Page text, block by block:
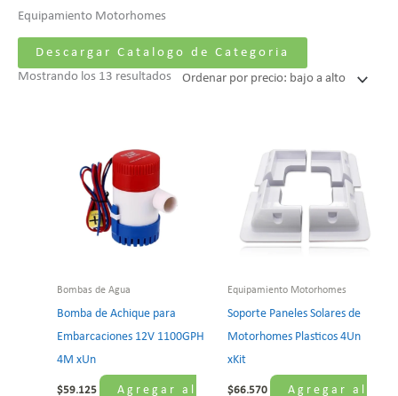
Equipamiento Motorhomes
Descargar Catalogo de Categoria
Mostrando los 13 resultados
precio:
bajo
Bombas de Agua
Bomba de Achique para
Embarcaciones 12V 1100GPH
4M xUn
$59.125
Agregar al
Equipamiento Motorhomes
Soporte Paneles Solares de
Motorhomes Plasticos 4Un
xKit
$66.570
Agregar al